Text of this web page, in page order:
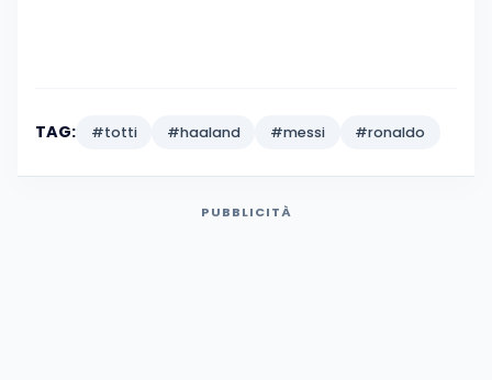
TAG: #totti #haaland #messi #ronaldo
PUBBLICITÀ